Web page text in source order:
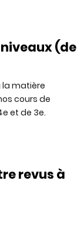
(de
la matière
cours de
et de 3e.
revus à